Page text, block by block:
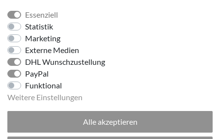
Folge uns!
© 2026 made by Supremo | Alle Rechte vorbehalten.
Essenziell
Statistik
Marketing
Externe Medien
DHL Wunschzustellung
PayPal
Funktional
Weitere Einstellungen
Alle akzeptieren